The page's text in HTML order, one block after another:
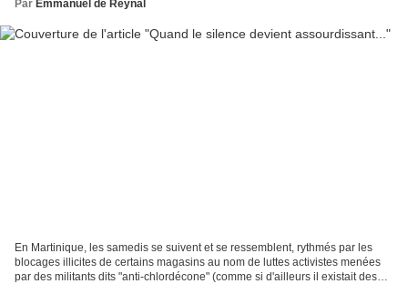
Par Emmanuel de Reynal
En Martinique, les samedis se suivent et se ressemblent, rythmés par les
blocages illicites de certains magasins au nom de luttes activistes menées
par des militants dits "anti-chlordécone" (comme si d'ailleurs il existait des